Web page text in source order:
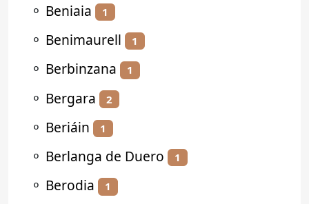
⚬ Beniaia 1
⚬ Benimaurell 1
⚬ Berbinzana 1
⚬ Bergara 2
⚬ Beriáin 1
⚬ Berlanga de Duero 1
⚬ Berodia 1